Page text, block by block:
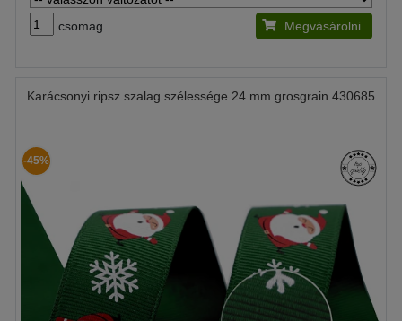
csomag Megvásárolni
Karácsonyi ripsz szalag szélessége 24 mm grosgrain 430685
-45%